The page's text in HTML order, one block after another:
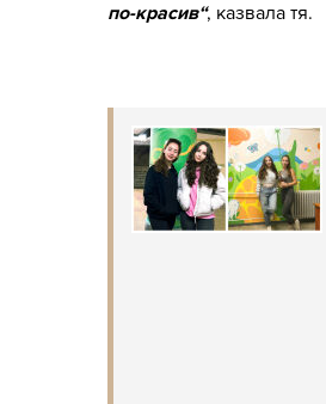
по-красив“, казвала тя.